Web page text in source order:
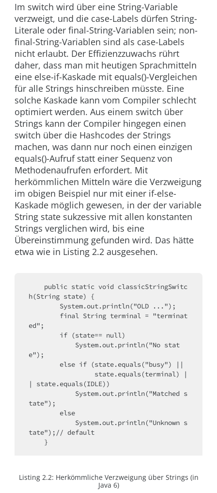
Im switch wird über eine String-Variable
verzweigt, und die case-Labels dürfen String-
Literale oder final-String-Variablen sein; non-
final-String-Variablen sind als case-Labels
nicht erlaubt. Der Effizienzzuwachs rührt
daher, dass man mit heutigen Sprachmitteln
eine else-if-Kaskade mit equals()-Vergleichen
für alle Strings hinschreiben müsste. Eine
solche Kaskade kann vom Compiler schlecht
optimiert werden. Aus einem switch über
Strings kann der Compiler hingegen einen
switch über die Hashcodes der Strings
machen, was dann nur noch einen einzigen
equals()-Aufruf statt einer Sequenz von
Methodenaufrufen erfordert. Mit
herkömmlichen Mitteln wäre die Verzweigung
im obigen Beispiel nur mit einer if-else-
Kaskade möglich gewesen, in der der variable
String state sukzessive mit allen konstanten
Strings verglichen wird, bis eine
Übereinstimmung gefunden wird. Das hätte
etwa wie in Listing 2.2 ausgesehen.
h(String state) {
        System.out.println("OLD ...");
ed";
        if (state== null)
e");
        else if (state.equals("busy") ||
| state.equals(IDLE))
tate");
        else
tate");// default
    }
Listing 2.2: Herkömmliche Verzweigung über Strings (in
Java 6)